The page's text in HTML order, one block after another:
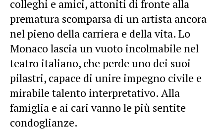
colleghi e amici, attoniti di fronte alla
prematura scomparsa di un artista ancora
nel pieno della carriera e della vita. Lo
Monaco lascia un vuoto incolmabile nel
teatro italiano, che perde uno dei suoi
pilastri, capace di unire impegno civile e
mirabile talento interpretativo. Alla
famiglia e ai cari vanno le più sentite
condoglianze.